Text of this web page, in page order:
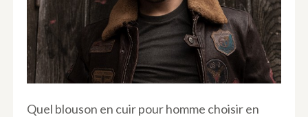
Quel blouson en cuir pour homme choisir en